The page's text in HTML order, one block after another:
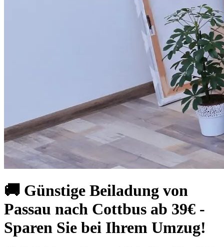
🚚 Günstige Beiladung von
Passau nach Cottbus ab 39€ -
Sparen Sie bei Ihrem Umzug!